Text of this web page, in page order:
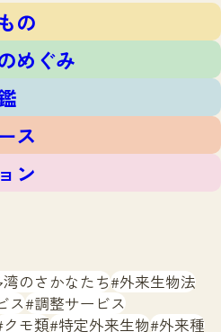
マップ
ォーム
ップ
の
めぐみ
ス
ン
のさかなたち 外来生物法
ス 調整サービス
クモ類 特定外来生物 外来種